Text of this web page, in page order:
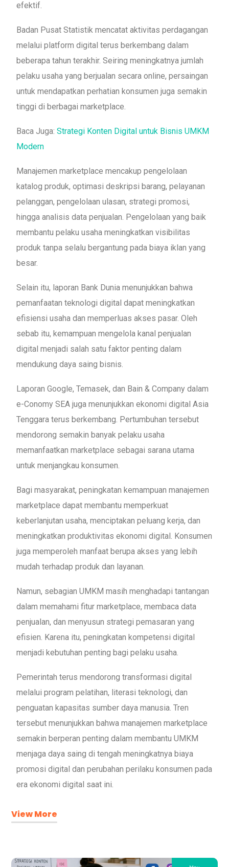
efektif.
Badan Pusat Statistik mencatat aktivitas perdagangan
melalui platform digital terus berkembang dalam
beberapa tahun terakhir. Seiring meningkatnya jumlah
pelaku usaha yang berjualan secara online, persaingan
untuk mendapatkan perhatian konsumen juga semakin
tinggi di berbagai marketplace.
Baca Juga:Strategi Konten Digital untuk Bisnis UMKM
Modern
Manajemen marketplace mencakup pengelolaan
katalog produk, optimasi deskripsi barang, pelayanan
pelanggan, pengelolaan ulasan, strategi promosi,
hingga analisis data penjualan. Pengelolaan yang baik
membantu pelaku usaha meningkatkan visibilitas
produk tanpa selalu bergantung pada biaya iklan yang
besar.
Selain itu, laporan Bank Dunia menunjukkan bahwa
pemanfaatan teknologi digital dapat meningkatkan
efisiensi usaha dan memperluas akses pasar. Oleh
sebab itu, kemampuan mengelola kanal penjualan
digital menjadi salah satu faktor penting dalam
mendukung daya saing bisnis.
Laporan Google, Temasek, dan Bain & Company dalam
e-Conomy SEA juga menunjukkan ekonomi digital Asia
Tenggara terus berkembang. Pertumbuhan tersebut
mendorong semakin banyak pelaku usaha
memanfaatkan marketplace sebagai sarana utama
untuk menjangkau konsumen.
Bagi masyarakat, peningkatan kemampuan manajemen
marketplace dapat membantu memperkuat
keberlanjutan usaha, menciptakan peluang kerja, dan
meningkatkan produktivitas ekonomi digital. Konsumen
juga memperoleh manfaat berupa akses yang lebih
mudah terhadap produk dan layanan.
Namun, sebagian UMKM masih menghadapi tantangan
dalam memahami fitur marketplace, membaca data
penjualan, dan menyusun strategi pemasaran yang
efisien. Karena itu, peningkatan kompetensi digital
menjadi kebutuhan penting bagi pelaku usaha.
Pemerintah terus mendorong transformasi digital
melalui program pelatihan, literasi teknologi, dan
penguatan kapasitas sumber daya manusia. Tren
tersebut menunjukkan bahwa manajemen marketplace
semakin berperan penting dalam membantu UMKM
menjaga daya saing di tengah meningkatnya biaya
promosi digital dan perubahan perilaku konsumen pada
era ekonomi digital saat ini.
View More